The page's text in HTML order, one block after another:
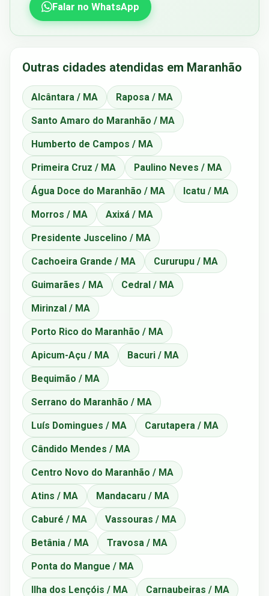
Falar no WhatsApp
Outras cidades atendidas em Maranhão
Alcântara / MA Raposa / MA
Santo Amaro do Maranhão / MA
Humberto de Campos / MA
Primeira Cruz / MA Paulino Neves / MA
Água Doce do Maranhão / MA Icatu / MA
Morros / MA Axixá / MA
Presidente Juscelino / MA
Cachoeira Grande / MA Cururupu / MA
Guimarães / MA Cedral / MA
Mirinzal / MA
Porto Rico do Maranhão / MA
Apicum-Açu / MA Bacuri / MA
Bequimão / MA
Serrano do Maranhão / MA
Luís Domingues / MA Carutapera / MA
Cândido Mendes / MA
Centro Novo do Maranhão / MA
Atins / MA Mandacaru / MA
Caburé / MA Vassouras / MA
Betânia / MA Travosa / MA
Ponta do Mangue / MA
Ilha dos Lençóis / MA Carnaubeiras / MA